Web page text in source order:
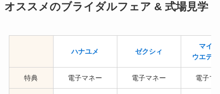
オススメのブライダルフェア & 式場見学
ハナユメ ゼクシィ
マイ
ウエデ
特典 電子マネー 電子マネー 電子マ